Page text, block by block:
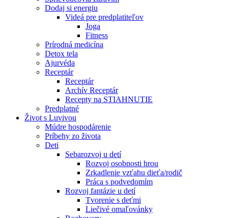
Dodaj si energiu
Videá pre predplatiteľov
Joga
Fitness
Prírodná medicína
Detox tela
Ajurvéda
Receptár
Receptár
Archív Receptár
Recepty na STIAHNUTIE
Predplatné
Život s Luvivou
Múdre hospodárenie
Príbehy zo života
Deti
Sebarozvoj u detí
Rozvoj osobnosti hrou
Zrkadlenie vzťahu dieťa/rodič
Práca s podvedomím
Rozvoj fantázie u detí
Tvorenie s deťmi
Liečivé omaľovánky